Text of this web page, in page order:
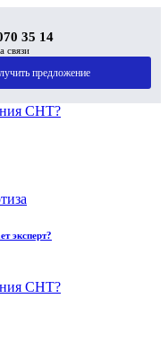
35 14
связи
предложение
эксперт?